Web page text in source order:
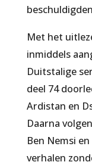
Met het
inmiddels
Duitstalige
deel 74
Ardistan en
Daarna
Ben Nemsi
verhalen